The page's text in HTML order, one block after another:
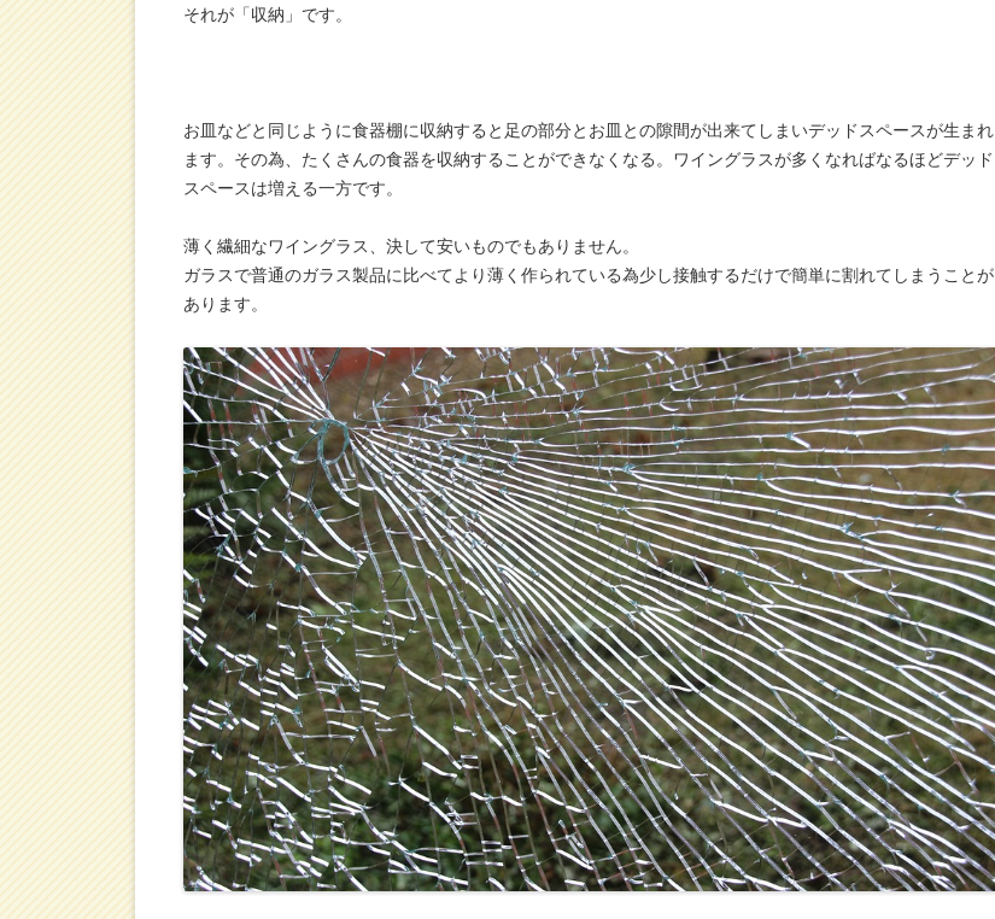
それが「収納」です。
お皿などと同じように食器棚に収納すると足の部分とお皿との隙間が出来てしまいデッドスペースが生まれ
ます。その為、たくさんの食器を収納することができなくなる。ワイングラスが多くなればなるほどデッド
スペースは増える一方です。
薄く繊細なワイングラス、決して安いものでもありません。
ガラスで普通のガラス製品に比べてより薄く作られている為少し接触するだけで簡単に割れてしまうことが
あります。